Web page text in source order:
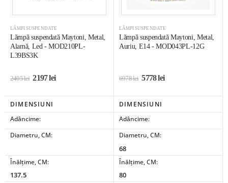
LĂMPI SUSPENDATE
Lămpă suspendată Maytoni, Metal,
Alamă, Led - MOD210PL-
L39BS3K
2405lei 2197lei
LĂMPI SUSPENDATE
Lămpă suspendată Maytoni, Metal,
Auriu, E14 - MOD043PL-12G
6978lei 5778lei
DIMENSIUNI
DIMENSIUNI
Adâncime:
Adâncime:
Diametru, CM:
Diametru, CM:
68
Înălțime, CM:
137.5
Înălțime, CM:
80